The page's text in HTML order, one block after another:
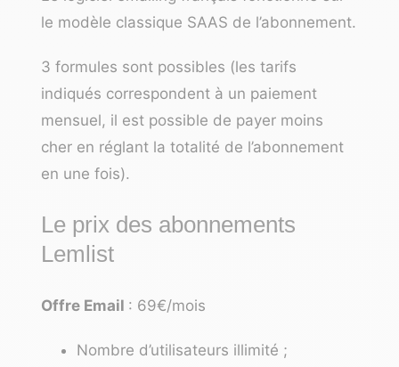
le modèle classique SAAS de l’abonnement.
3 formules sont possibles (les tarifs
indiqués correspondent à un paiement
mensuel, il est possible de payer moins
cher en réglant la totalité de l’abonnement
en une fois).
Le prix des abonnements
Lemlist
Offre Email : 69€/mois
Nombre d’utilisateurs illimité ;